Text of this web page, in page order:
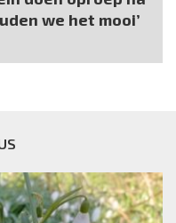
we het mooi’